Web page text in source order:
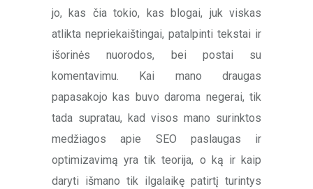
jo, kas čia tokio, kas blogai, juk viskas
atlikta nepriekaištingai, patalpinti tekstai ir
išorinės nuorodos, bei postai su
komentavimu. Kai mano draugas
papasakojo kas buvo daroma negerai, tik
tada supratau, kad visos mano surinktos
medžiagos apie SEO paslaugas ir
optimizavimą yra tik teorija, o ką ir kaip
daryti išmano tik ilgalaikę patirtį turintys